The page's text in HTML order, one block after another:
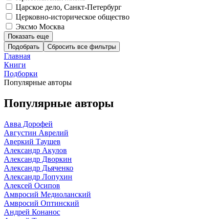
Царское дело, Санкт-Петербург
Церковно-историческое общество
Эксмо Москва
Показать еще
Подобрать
Главная
Книги
Подборки
Популярные авторы
Популярные авторы
Авва Дорофей
Августин Аврелий
Аверкий Таушев
Александр Акулов
Александр Дворкин
Александр Дьяченко
Александр Лопухин
Алексей Осипов
Амвросий Медиоланский
Амвросий Оптинский
Андрей Конанос